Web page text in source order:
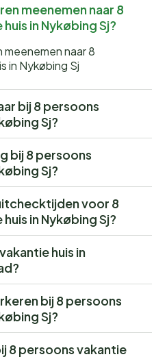
meenemen naar 8
in Nykøbing Sj?
meenemen naar 8
in Nykøbing Sj
bij 8 persoons
Sj?
bij 8 persoons
Sj?
voor 8
in Nykøbing Sj?
huis in
bij 8 persoons
Sj?
8 persoons vakantie